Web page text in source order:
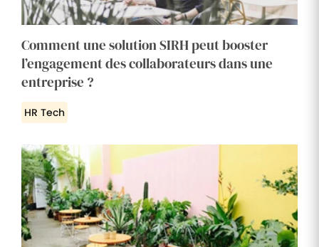
Comment une solution SIRH peut booster
l’engagement des collaborateurs dans une
entreprise ?
HR Tech